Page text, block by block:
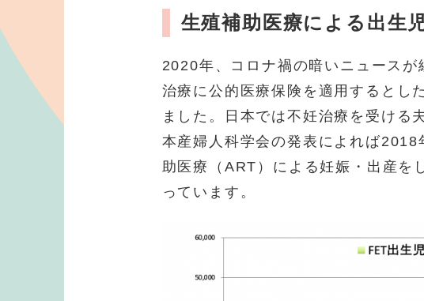
生殖補助医療による出生
2020年、コロナ禍の暗いニュース
治療に公的医療保険を適用するとし
ました。日本では不妊治療を受ける
本産婦人科学会の発表によれば
助医療（ART）による妊娠・出産を
っています。